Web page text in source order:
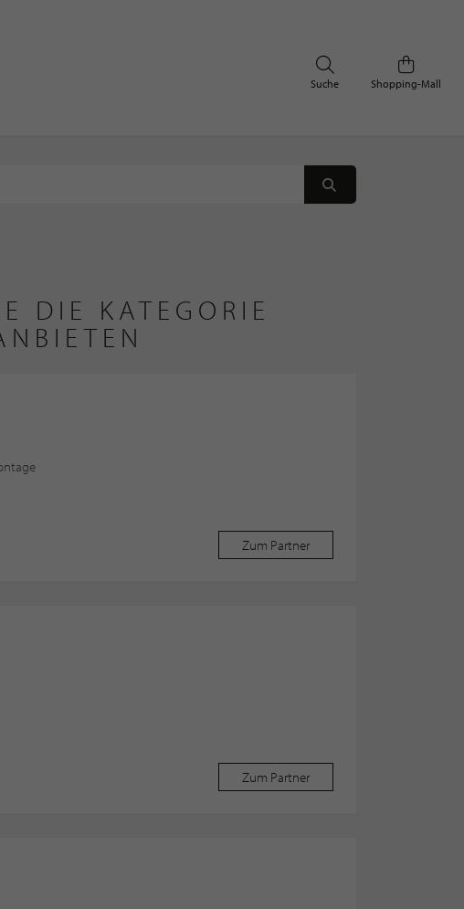
Shopping-Mall
Suche
DIE KATEGORIE
Zum Partner
Zum Partner